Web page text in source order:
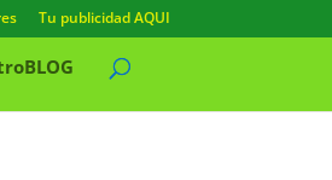
Tu publicidad AQUI